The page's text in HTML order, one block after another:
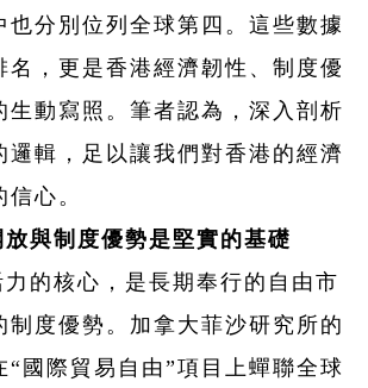
也分別位列全球第四。這些數據
名，更是香港經濟韌性、制度優
生動寫照。筆者認為，深入剖析
邏輯，足以讓我們對香港的經濟
心。
與制度優勢是堅實的基礎
的核心，是長期奉行的自由市
制度優勢。加拿大菲沙研究所的
“國際貿易自由”項目上蟬聯全球